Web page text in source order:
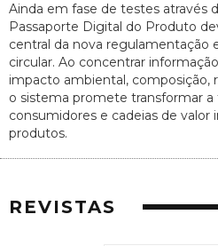
Ainda em fase de testes através
Passaporte Digital do Produto
central da nova regulamentação
circular. Ao concentrar
impacto ambiental, composição,
o sistema promete transformar
consumidores e cadeias de
produtos.
REVISTAS